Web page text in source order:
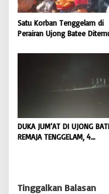
Satu Korban Tenggelam di
Perairan Ujong Batee
Pencarian Satu Korban Lain |
DUKA JUM’AT DI UJONG
REMAJA TENGGELAM, 4
Tinggalkan Balasan